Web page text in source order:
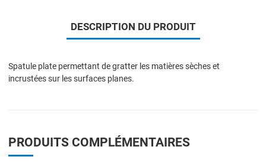
DESCRIPTION DU PRODUIT
Spatule plate permettant de gratter les matières sèches et
incrustées sur les surfaces planes.
PRODUITS COMPLÉMENTAIRES